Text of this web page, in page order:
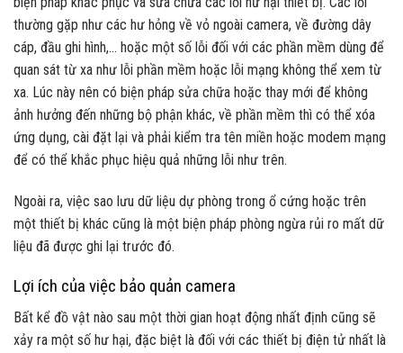
thường gặp như các hư hỏng về vỏ ngoài camera, về đường dây
cáp, đầu ghi hình,… hoặc một số lỗi đối với các phần mềm dùng để
quan sát từ xa như lỗi phần mềm hoặc lỗi mạng không thể xem từ
xa. Lúc này nên có biện pháp sửa chữa hoặc thay mới để không
ảnh hưởng đến những bộ phận khác, về phần mềm thì có thể xóa
ứng dụng, cài đặt lại và phải kiểm tra tên miền hoặc modem mạng
để có thể khắc phục hiệu quả những lỗi như trên.
Ngoài ra, việc sao lưu dữ liệu dự phòng trong ổ cứng hoặc trên
một thiết bị khác cũng là một biện pháp phòng ngừa rủi ro mất dữ
liệu đã được ghi lại trước đó.
Lợi ích của việc bảo quản camera
Bất kể đồ vật nào sau một thời gian hoạt động nhất định cũng sẽ
xảy ra một số hư hại, đặc biệt là đối với các thiết bị điện tử nhất là